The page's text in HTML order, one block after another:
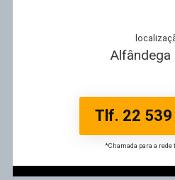
Alfândega
Tlf. 22
*Chamada para a rede